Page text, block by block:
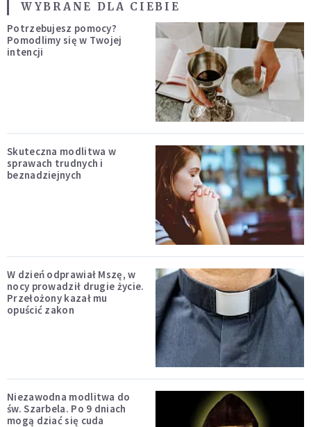
WYBRANE DLA CIEBIE
Potrzebujesz pomocy?
Pomodlimy się w Twojej
intencji
Skuteczna modlitwa w
sprawach trudnych i
beznadziejnych
W dzień odprawiał Mszę, w
nocy prowadził drugie życie.
Przełożony kazał mu
opuścić zakon
Niezawodna modlitwa do
św. Szarbela. Po 9 dniach
mogą dziać się cuda